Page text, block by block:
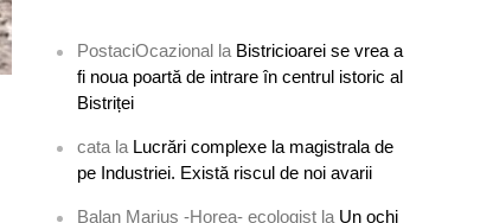
PostaciOcazional la Bistricioarei se vrea a
fi noua poartă de intrare în centrul istoric al
Bistriței
cata la Lucrări complexe la magistrala de
pe Industriei. Există riscul de noi avarii
Balan Marius -Horea- ecologist la Un ochi